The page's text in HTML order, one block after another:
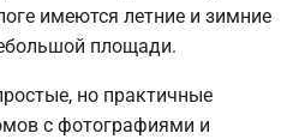
имеются летние и зимние
площади.
но практичные
с фотографиями и